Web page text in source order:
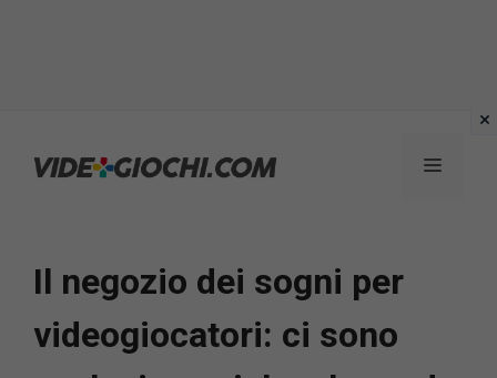
Menu
Il negozio dei sogni per
videogiocatori: ci sono